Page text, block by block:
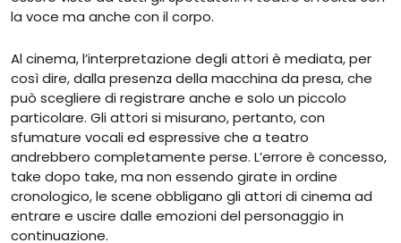
la voce ma anche con il corpo.
Al cinema, l’interpretazione degli attori è mediata, per
così dire, dalla presenza della macchina da presa, che
può scegliere di registrare anche e solo un piccolo
particolare. Gli attori si misurano, pertanto, con
sfumature vocali ed espressive che a teatro
andrebbero completamente perse. L’errore è concesso,
take dopo take, ma non essendo girate in ordine
cronologico, le scene obbligano gli attori di cinema ad
entrare e uscire dalle emozioni del personaggio in
continuazione.